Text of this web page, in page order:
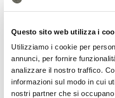
Questo sito web utilizza i
Utilizziamo i cookie per
annunci, per fornire
analizzare il nostro traffico.
informazioni sul modo in cui
nostri partner che si
della terra lasciata a
strategie, ovviamente,
diClimate Smart
“Per alleviare le
in un contesto di